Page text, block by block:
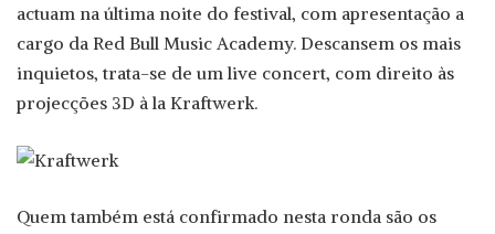
actuam na última noite do festival, com apresentação a
cargo da Red Bull Music Academy. Descansem os mais
inquietos, trata-se de um live concert, com direito às
projecções 3D à la Kraftwerk.
Quem também está confirmado nesta ronda são os